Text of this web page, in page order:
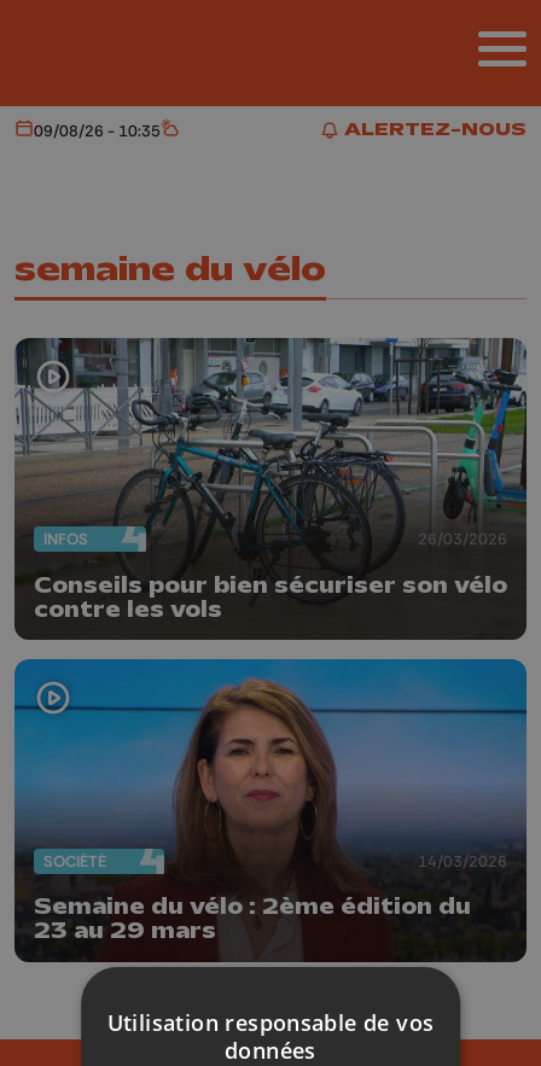
ALERTEZ-NOUS
ALERTEZ-NOUS
Aujourd'hui
09/08/26 - 10:35 Météo
semaine du vélo
INFOS 26/03/2026
Conseils pour bien sécuriser son vélo
contre les vols
SOCIÉTÉ 14/03/2026
Semaine du vélo : 2ème édition du
23 au 29 mars
Utilisation responsable de vos
données